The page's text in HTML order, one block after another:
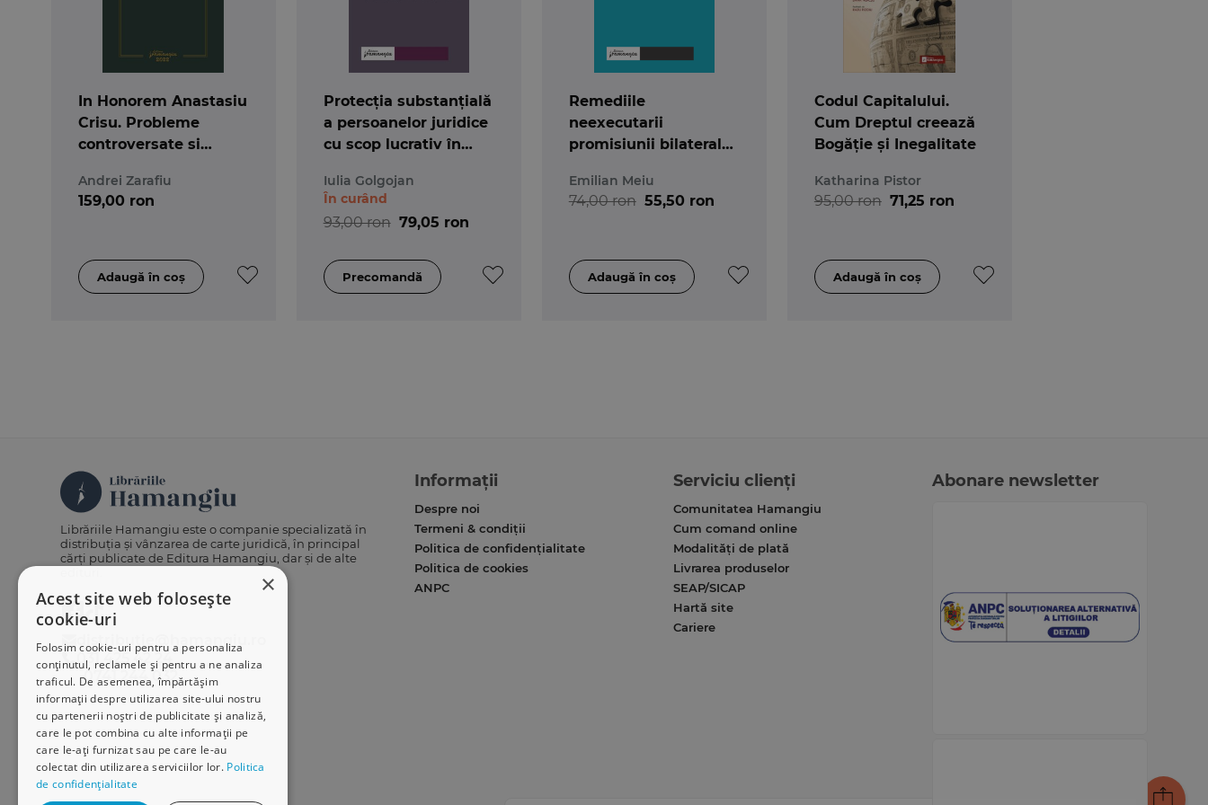
In Honorem Anastasiu
Crisu. Probleme
controversate si
romanesc
Andrei Zarafiu
159,00 ron
Protecția substanțială
a persoanelor juridice
cu scop lucrativ în
europene a
Drepturilor Omului
Iulia Golgojan
93,00 ron 79,05 ron
În curând
Remediile
neexecutarii
promisiunii bilaterale
Emilian Meiu
74,00 ron 55,50 ron
Codul Capitalului.
Cum Dreptul creează
Bogăție și Inegalitate
Katharina Pistor
95,00 ron 71,25 ron
×
Acest site web folosește
cookie-uri
Folosim cookie-uri pentru a personaliza
conținutul, reclamele și pentru a ne analiza
traficul. De asemenea, împărtășim
informații despre utilizarea site-ului nostru
cu partenerii noștri de publicitate și analiză,
care le pot combina cu alte informații pe
care le-ați furnizat sau pe care le-au
colectat din utilizarea serviciilor lor. Politica
de confidențialitate
Librăriile Hamangiu este o companie specializată în
distribuția și vânzarea de carte juridică, în principal
cărți publicate de Editura Hamangiu, dar și de alte
distributie@hamangiu.ro
031 425 42 24
0741 244 032
Informații
Despre noi
Termeni & condiții
Politica de confidențialitate
Politica de cookies
ANPC
Serviciu clienți
Comunitatea Hamangiu
Cum comand online
Modalități de plată
Livrarea produselor
SEAP/SICAP
Hartă site
Cariere
Abonare newsletter